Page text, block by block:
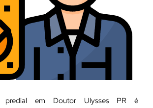
predial em Doutor Ulysses PR é